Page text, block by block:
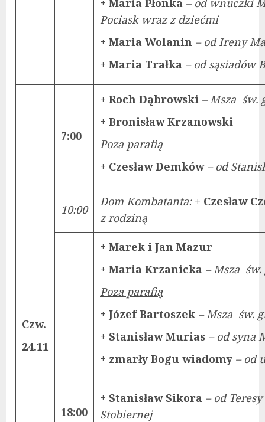
Pociask wraz z dziećmi
+ Maria Wolanin – od Ireny
+ Maria Trałka – od sąsiadów
Czw.
24.11
7:00
+ Roch Dąbrowski – Msza św.
+ Bronisław Krzanowski
Poza parafią
+ Czesław Demków – od
10:00
Dom Kombatanta:+ Czesław
z rodziną
18:00
+ Marek i Jan Mazur
+ Maria Krzanicka – Msza
Poza parafią
+ Józef Bartoszek – Msza św.
+ Stanisław Murias – od
+ zmarły Bogu wiadomy – od
+ Stanisław Sikora – od
Stobiernej